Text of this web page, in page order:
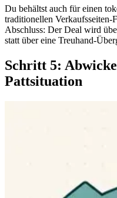
Du behältst auch für einen
traditionellen
Abschluss: Der Deal wird
statt über eine Treuhand-
Schritt 5:
Pattsituation